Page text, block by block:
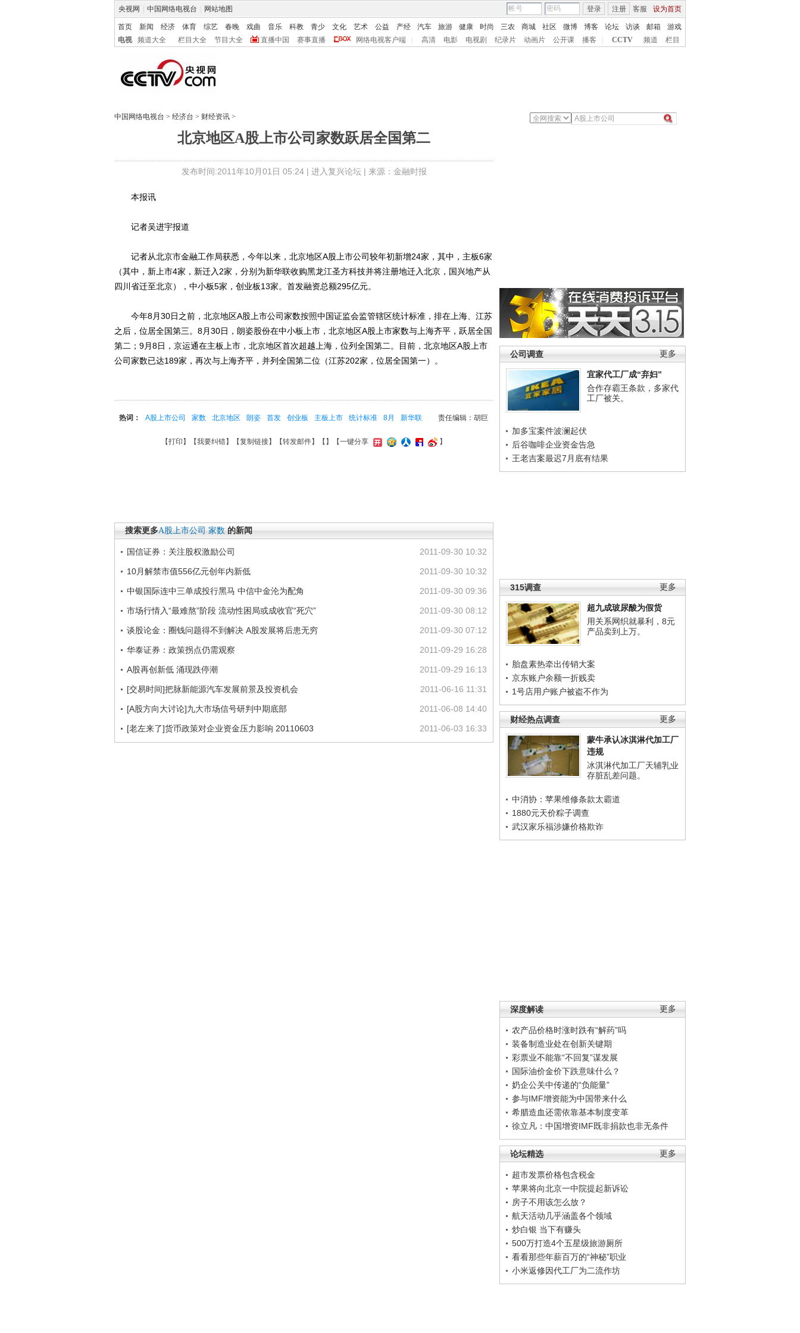
央视网 中国网络电视台 网站地图 客服 设为首页
登录 注册
首页 新闻 经济 体育 综艺 春晚 戏曲 音乐 科教 青少 文化 艺术 公益 产经 汽车 旅游 健康 时尚 三农 商城 社区 微博 博客 论坛 访谈 邮箱
游戏
电视
频道大全 栏目大全 节目大全 直播中国 赛事直播 网络电视客户端 高清 电影 电视剧 纪录片 动画片 公开课 播客 CCTV 频道 栏目
中国网络电视台 > 经济台 > 财经资讯 >
北京地区A股上市公司家数跃居全国第二
发布时间:2011年10月01日 05:24 | 进入复兴论坛| 来源：金融时报
更多
公司调查
宜家代工厂成“弃妇”
合作存霸王条款，多家代
工厂被关。
加多宝案件波澜起伏
后谷咖啡企业资金告急
王老吉案最迟7月底有结果
更多
315调查
超九成玻尿酸为假货
用关系网织就暴利，8元
产品卖到上万。
胎盘素热牵出传销大案
京东账户余额一折贱卖
1号店用户账户被盗不作为
更多
财经热点调查
蒙牛承认冰淇淋代加工厂
违规
冰淇淋代加工厂天辅乳业
存脏乱差问题。
中消协：苹果维修条款太霸道
1880元天价粽子调查
武汉家乐福涉嫌价格欺诈
更多
深度解读
农产品价格时涨时跌有“解药”吗
装备制造业处在创新关键期
彩票业不能靠“不回复”谋发展
国际油价金价下跌意味什么？
奶企公关中传递的“负能量”
参与IMF增资能为中国带来什么
希腊造血还需依靠基本制度变革
徐立凡：中国增资IMF既非捐款也非无条件
更多
论坛精选
超市发票价格包含税金
苹果将向北京一中院提起新诉讼
房子不用该怎么放？
航天活动几乎涵盖各个领域
炒白银 当下有赚头
500万打造4个五星级旅游厕所
看看那些年薪百万的“神秘”职业
小米返修因代工厂为二流作坊
本报讯
记者吴进宇报道
记者从北京市金融工作局获悉，今年以来，北京地区A股上市公司较年初新增24家，其中，主板6家
（其中，新上市4家，新迁入2家，分别为新华联收购黑龙江圣方科技并将注册地迁入北京，国兴地产从
四川省迁至北京），中小板5家，创业板13家。首发融资总额295亿元。
今年8月30日之前，北京地区A股上市公司家数按照中国证监会监管辖区统计标准，排在上海、江苏
之后，位居全国第三。8月30日，朗姿股份在中小板上市，北京地区A股上市家数与上海齐平，跃居全国
第二；9月8日，京运通在主板上市，北京地区首次超越上海，位列全国第二。目前，北京地区A股上市
公司家数已达189家，再次与上海齐平，并列全国第二位（江苏202家，位居全国第一）。
责任编辑：胡巨
热词： A股上市公司 家数 北京地区 朗姿 首发 创业板 主板上市 统计标准 8月 新华联
【打印 】【我要纠错】【复制链接】【转发邮件】【 】 【一键分享 】
搜索更多A股上市公司 家数 的新闻
2011-09-30 10:32
国信证券：关注股权激励公司
2011-09-30 10:32
10月解禁市值556亿元创年内新低
2011-09-30 09:36
中银国际连中三单成投行黑马 中信中金沦为配角
2011-09-30 08:12
市场行情入“最难熬”阶段 流动性困局或成收官“死穴”
2011-09-30 07:12
谈股论金：圈钱问题得不到解决 A股发展将后患无穷
2011-09-29 16:28
华泰证券：政策拐点仍需观察
2011-09-29 16:13
A股再创新低 涌现跌停潮
2011-06-16 11:31
[交易时间]把脉新能源汽车发展前景及投资机会
2011-06-08 14:40
[A股方向大讨论]九大市场信号研判中期底部
2011-06-03 16:33
[老左来了]货币政策对企业资金压力影响 20110603